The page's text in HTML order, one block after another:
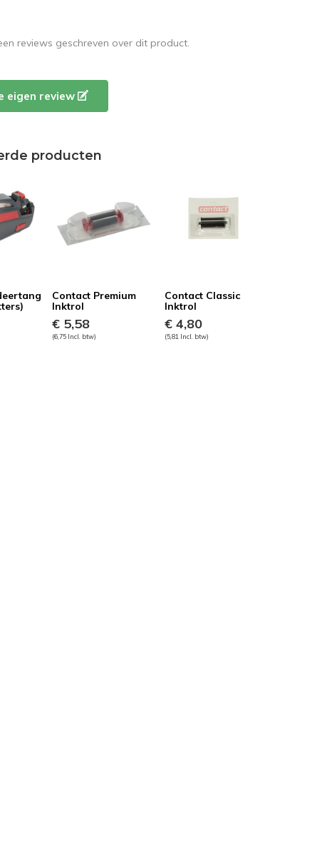
reviews geschreven over dit product.
eigen review
producten
Contact Premium
Inktrol
€ 5,58
(6,75 Incl. btw)
Contact Classic
Inktrol
€ 4,80
(5,81 Incl. btw)